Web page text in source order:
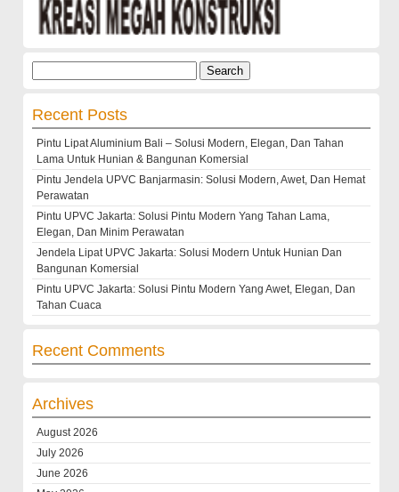
Recent Posts
Pintu Lipat Aluminium Bali – Solusi Modern, Elegan, Dan Tahan
Lama Untuk Hunian & Bangunan Komersial
Pintu Jendela UPVC Banjarmasin: Solusi Modern, Awet, Dan Hemat
Perawatan
Pintu UPVC Jakarta: Solusi Pintu Modern Yang Tahan Lama,
Elegan, Dan Minim Perawatan
Jendela Lipat UPVC Jakarta: Solusi Modern Untuk Hunian Dan
Bangunan Komersial
Pintu UPVC Jakarta: Solusi Pintu Modern Yang Awet, Elegan, Dan
Tahan Cuaca
Recent Comments
Archives
August 2026
July 2026
June 2026